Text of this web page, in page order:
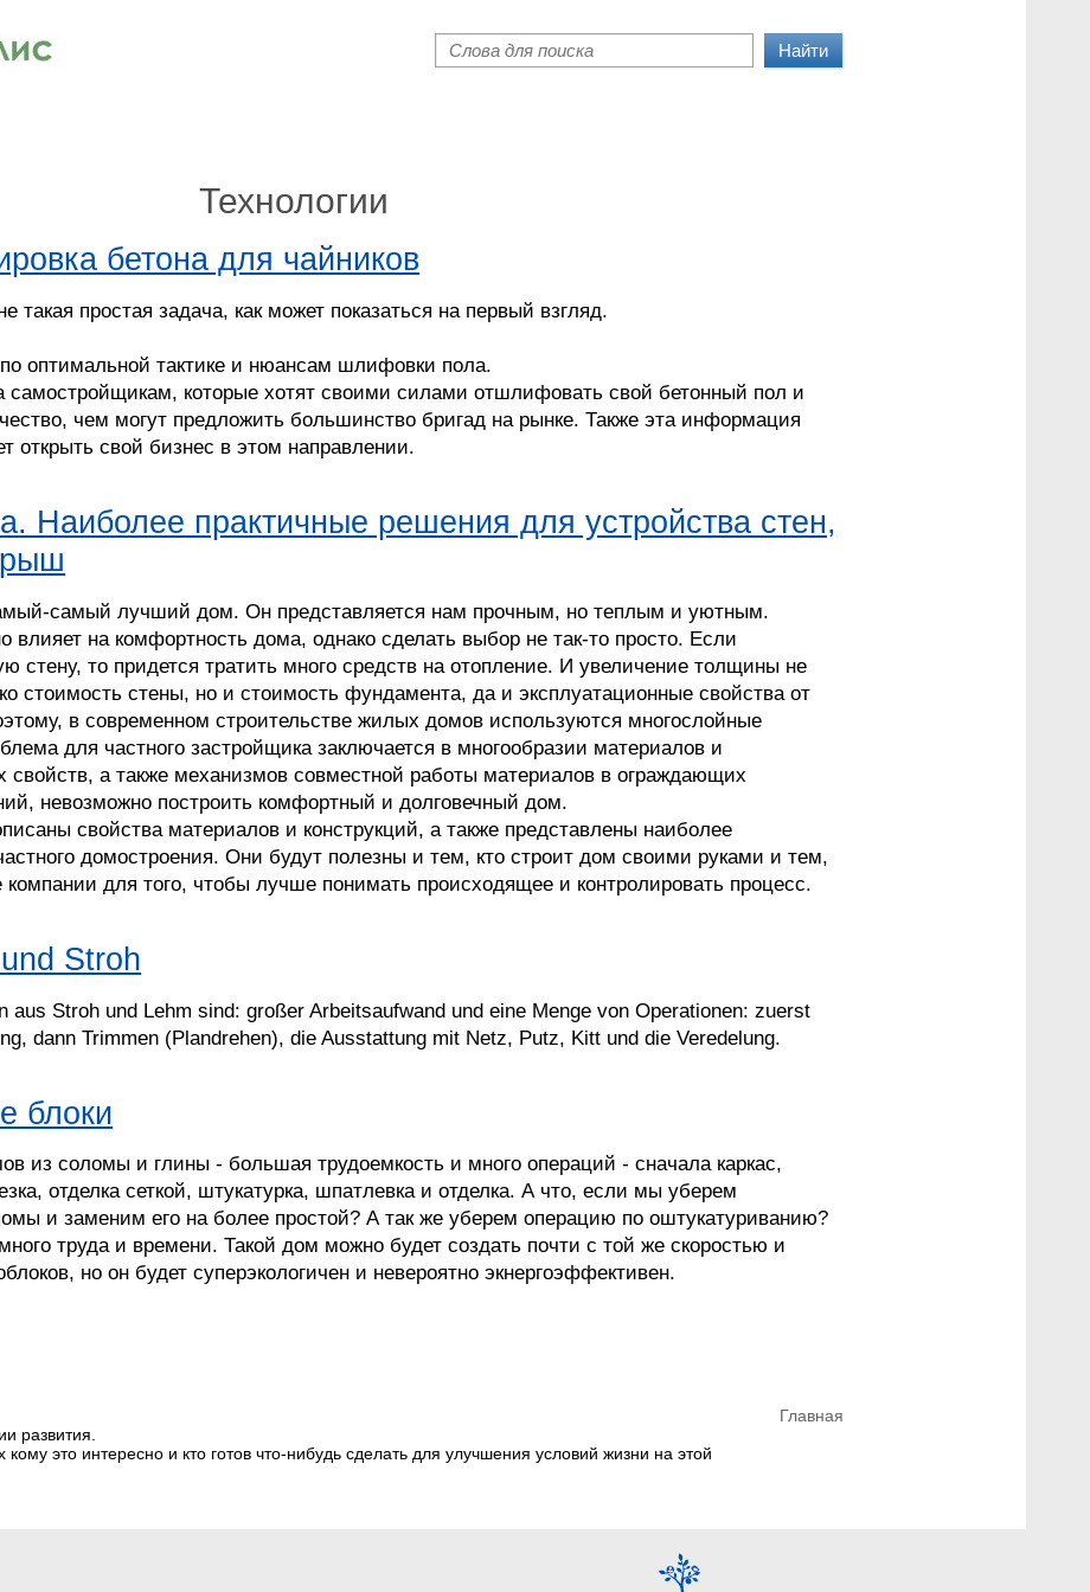
Форма поиска
Поиск
Технологии
бетона для чайников
такая простая задача, как может показаться на первый взгляд.
оптимальной тактике и нюансам шлифовки пола.
самостройщикам, которые хотят своими силами отшлифовать свой бетонный пол и
чем могут предложить большинство бригад на рынке. Также эта информация
открыть свой бизнес в этом направлении.
Наиболее практичные решения для устройства стен,
самый лучший дом. Он представляется нам прочным, но теплым и уютным.
влияет на комфортность дома, однако сделать выбор не так-то просто. Если
стену, то придется тратить много средств на отопление. И увеличение толщины не
стоимость стены, но и стоимость фундамента, да и эксплуатационные свойства от
в современном строительстве жилых домов используются многослойные
для частного застройщика заключается в многообразии материалов и
свойств, а также механизмов совместной работы материалов в ограждающих
невозможно построить комфортный и долговечный дом.
свойства материалов и конструкций, а также представлены наиболее
домостроения. Они будут полезны и тем, кто строит дом своими руками и тем,
компании для того, чтобы лучше понимать происходящее и контролировать процесс.
Stroh
aus Stroh und Lehm sind: großer Arbeitsaufwand und eine Menge von Operationen: zuerst
dann Trimmen (Plandrehen), die Ausstattung mit Netz, Putz, Kitt und die Veredelung.
блоки
из соломы и глины - большая трудоемкость и много операций - сначала каркас,
отделка сеткой, штукатурка, шпатлевка и отделка. А что, если мы уберем
и заменим его на более простой? А так же уберем операцию по оштукатуриванию?
труда и времени. Такой дом можно будет создать почти с той же скоростью и
но он будет суперэкологичен и невероятно экнергоэффективен.
развития.
это интересно и кто готов что-нибудь сделать для улучшения условий жизни на этой
Главная